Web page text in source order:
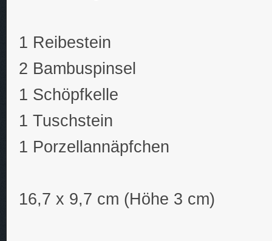
1 Reibestein
2 Bambuspinsel
1 Schöpfkelle
1 Tuschstein
1 Porzellannäpfchen
16,7 x 9,7 cm (Höhe 3 cm)